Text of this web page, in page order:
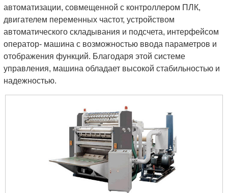
автоматизации, совмещенной с контроллером ПЛК,
двигателем переменных частот, устройством
автоматического складывания и подсчета, интерфейсом
оператор- машина с возможностью ввода параметров и
отображения функций. Благодаря этой системе
управления, машина обладает высокой стабильностью и
надежностью.